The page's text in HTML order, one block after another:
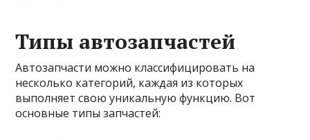
Типы автозапчастей
Автозапчасти можно классифицировать на
несколько категорий, каждая из которых
выполняет свою уникальную функцию. Вот
основные типы запчастей: